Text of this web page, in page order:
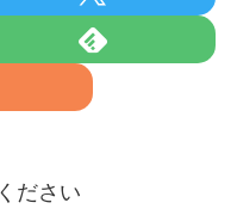
ださい